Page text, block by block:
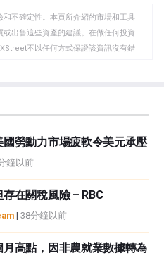
不確定性。本頁所介紹的市場和工具
出售這些資產的建議。在做任何投資
不以任何方式保證該資訊沒有錯
方政策或立場。作者不對本頁連結的
文時，作者在本文中提到的任何股票
公司有業務關係。除了FXStreet，作
者對該資訊的準確性、完整性或適用
擔任何錯誤，遺漏或任何損失，傷害
錯誤和遺漏除外。本文作者和
無意提供任何投資建議。
勞動力市場疲軟令美元承壓
鐘以前
在關稅風險 – RBC
| 38分鐘以前
高點，因非農就業數據轉為